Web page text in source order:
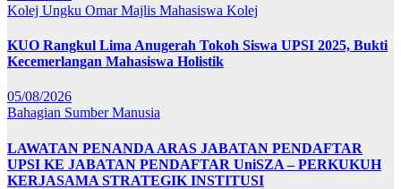
Kolej Ungku OmarMajlis Mahasiswa Kolej
KUO Rangkul Lima Anugerah Tokoh Siswa UPSI 2025, Bukti
Kecemerlangan Mahasiswa Holistik
05/08/2026
Bahagian Sumber Manusia
LAWATAN PENANDA ARAS JABATAN PENDAFTAR
UPSI KE JABATAN PENDAFTAR UniSZA – PERKUKUH
KERJASAMA STRATEGIK INSTITUSI